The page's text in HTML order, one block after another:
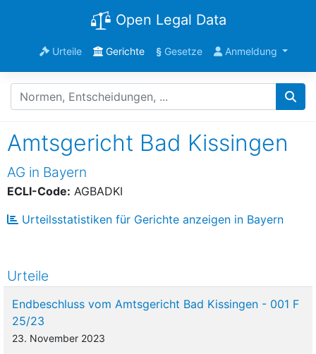
Open Legal Data
Urteile Gerichte §Gesetze Anmeldung
Amtsgericht Bad Kissingen
AG in Bayern
ECLI-Code: AGBADKI
Urteilsstatistiken für Gerichte anzeigen in Bayern
Urteile
Endbeschluss vom Amtsgericht Bad Kissingen - 001 F
25/23
23. November 2023